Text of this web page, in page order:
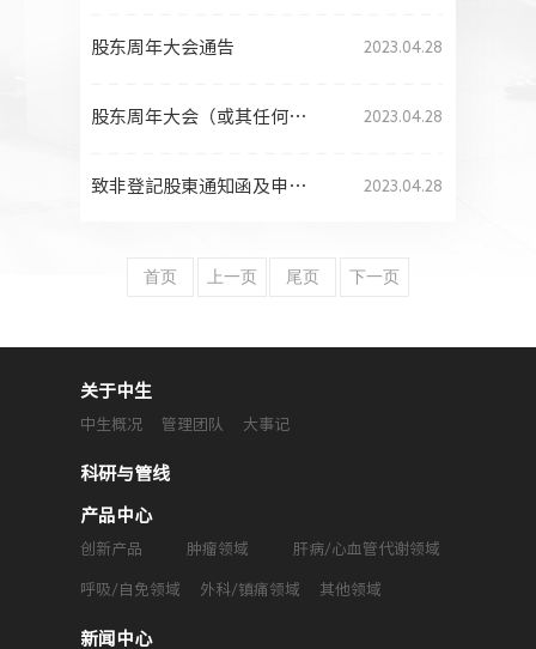
股东周年大会通告 2023.04.28
股东周年大会（或其任何续会）适用之代表委任表格 2023.04.28
致非登記股東通知函及申請表格 2023.04.28
首页 上一页 尾页 下一页
关于中生
中生概况 管理团队 大事记
科研与管线
产品中心
创新产品 肿瘤领域 肝病/心血管代谢领域
呼吸/自免领域 外科/镇痛领域 其他领域
新闻中心